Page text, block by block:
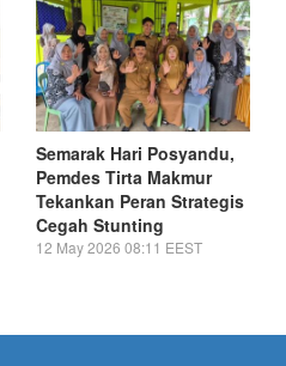
Semarak Hari Posyandu,
Pemdes Tirta Makmur
Tekankan Peran Strategis
Cegah Stunting
12 May 2026 08:11 EEST